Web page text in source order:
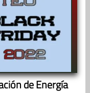
de Energía